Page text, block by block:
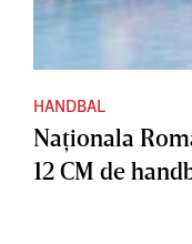
HANDBAL
Naţionala
12 CM de